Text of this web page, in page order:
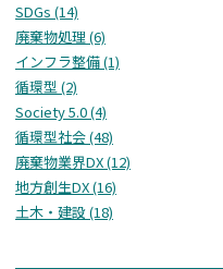
SDGs (14)
廃棄物処理 (6)
インフラ整備 (1)
循環型 (2)
Society 5.0 (4)
循環型社会 (48)
廃棄物業界DX (12)
地方創生DX (16)
⼟⽊・建設 (18)